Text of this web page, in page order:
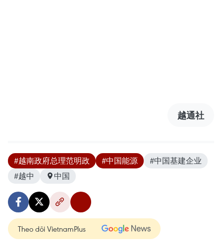
越通社
#越南政府总理范明政 #中国能源
#中国基建企业
#越中
中国
Theo dõi VietnamPlus